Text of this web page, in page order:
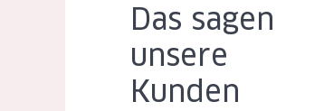
Das sagen
unsere
Kunden